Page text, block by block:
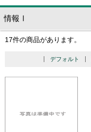
情報Ⅰ
17件の商品があります。
デフォルト